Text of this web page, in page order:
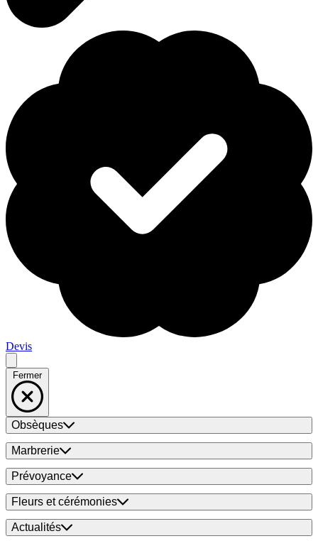
Devis
Fermer
Obsèques
Marbrerie
Prévoyance
Fleurs et cérémonies
Actualités